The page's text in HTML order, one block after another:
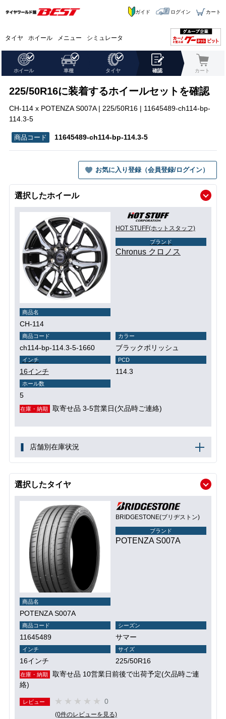
タイヤ ホイール メニュー シミュレータ
ガイド ログイン カート
ホイール 車種 タイヤ 確認 カート
225/50R16に装着するホイールセットを確認
CH-114 x POTENZA S007A | 225/50R16 | 11645489-ch114-bp-
114.3-5
11645489-ch114-bp-114.3-5
お気に入り登録（会員登録/ログイン）
選択したホイール
HOT STUFF(ホットスタッフ)
ブランド
Chronus クロノス
商品名
CH-114
商品コード
ch114-bp-114.3-5-1660
カラー
ブラックポリッシュ
インチ
16インチ
PCD
114.3
ホール数
5
在庫・納期 取寄せ品 3-5営業日(欠品時ご連絡)
店舗別在庫状況
選択したタイヤ
BRIDGESTONE(ブリヂストン)
ブランド
POTENZA S007A
商品名
POTENZA S007A
商品コード
11645489
シーズン
サマー
インチ
16インチ
サイズ
225/50R16
在庫・納期
取寄せ品 10営業日前後で出荷予定(欠品時ご連
絡)
レビュー 0
(0件のレビューを見る)